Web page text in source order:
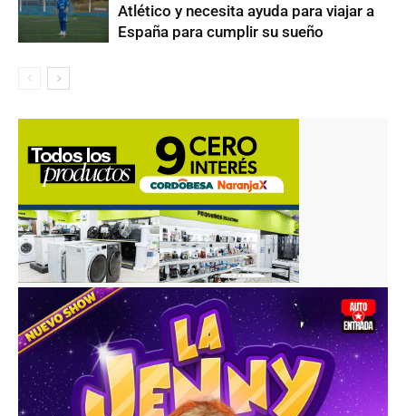
Atlético y necesita ayuda para viajar a
España para cumplir su sueño